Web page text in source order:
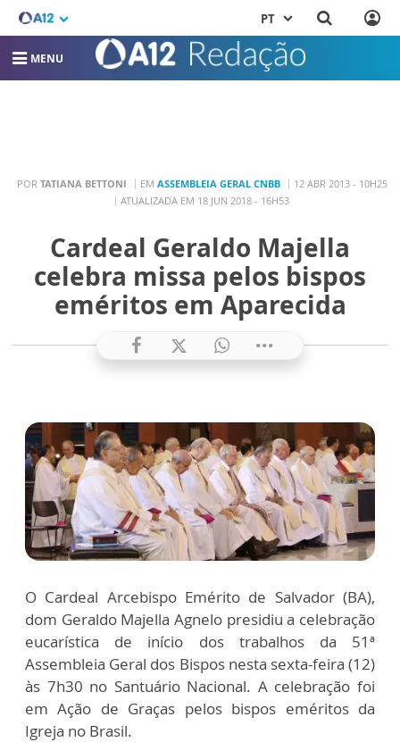
PT
MENU
POR TATIANA BETTONI EM ASSEMBLEIA GERAL CNBB
12 ABR 2013 - 10H25
ATUALIZADA EM 18 JUN 2018 - 16H53
Cardeal Geraldo Majella
celebra missa pelos bispos
eméritos em Aparecida
O Cardeal Arcebispo Emérito de Salvador (BA),
dom Geraldo Majella Agnelo presidiu a celebração
eucarística de início dos trabalhos da 51ª
Assembleia Geral dos Bispos nesta sexta-feira (12)
às 7h30 no Santuário Nacional. A celebração foi
em Ação de Graças pelos bispos eméritos da
Igreja no Brasil.